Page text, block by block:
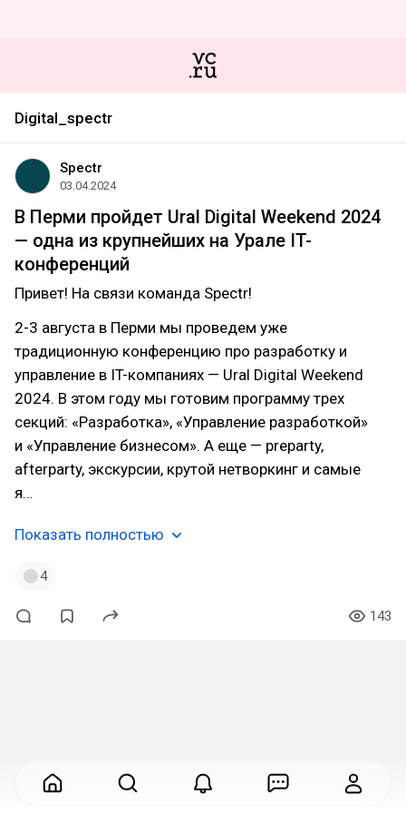
Digital_spectr
Spectr
03.04.2024
В Перми пройдет Ural Digital Weekend 2024
— одна из крупнейших на Урале IT-
конференций
Привет! На связи команда Spectr!
2-3 августа в Перми мы проведем уже
традиционную конференцию про разработку и
управление в IT-компаниях — Ural Digital Weekend
2024. В этом году мы готовим программу трех
секций: «Разработка», «Управление разработкой»
и «Управление бизнесом». А еще — preparty,
afterparty, экскурсии, крутой нетворкинг и самые
я…
Показать полностью
4
143